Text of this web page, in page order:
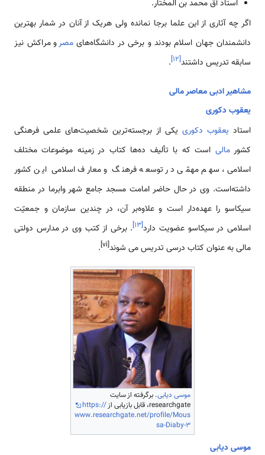
استاد آق محمد بن المختار.
اگر چه آثاری از این علما برجا نمانده ولی هریک از آنان در شمار بهترین
دانشمندان جهان اسلام بودند و برخی در دانشگاه‌های مصرو مراکش نیز
سابقه تدریس داشتند[۱۲]
.
مشاهیر ادبی معاصر مالی
یعقوب دکوری
استاد یعقوب دکوری یکی از برجسته‌ترین شخصیت‌های علمی‌ فرهنگی
کشورمالی است که با تألیف ده‌ها کتاب در زمینه موضوعات مختلف
اسلامی، سهم مهمّی ‌در توسعه فرهنگ و معارف اسلامی‌ این کشور
داشته‌است. وی در حال حاضر امامت مسجد جامع شهر وابرما در منطقه
سیکاسو را عهده‌دار است و علاوه‌بر آن، در چندین سازمان و جمعیّت
اسلامی ‌در سیکاسو عضویت دارد[۱۳]. برخی از کتب وی در مدارس دولتی
مالی به عنوان کتاب درسی تدریس می شوند[vi]
.
موسی دیابی. برگرفته از سایت
researchgate، قابل بازیابی از
https://
www.researchgate.net/profile/Mous
sa-Diaby-3
موسی دیابی